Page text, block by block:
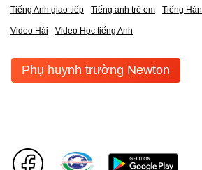
Tiếng Anh giao tiếp Tiếng anh trẻ em Tiếng Hàn
Video Hài Video Học tiếng Anh
Phụ huynh trường Newton